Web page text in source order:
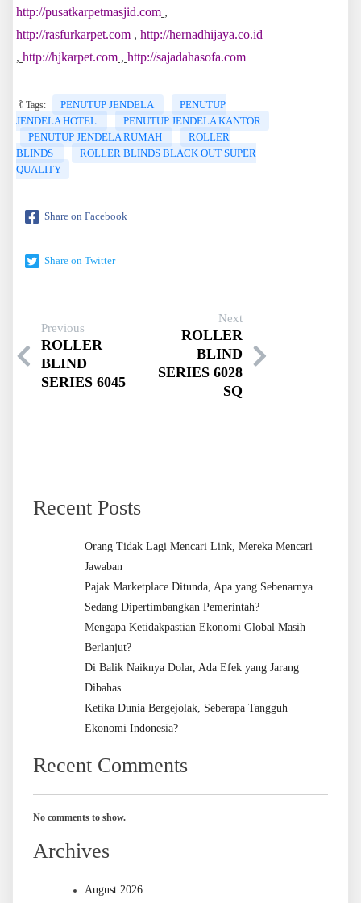
http://pusatkarpetmasjid.com ,
http://rasfurkarpet.com , http://hernadhijaya.co.id
, http://hjkarpet.com , http://sajadahasofa.com
🔖Tags: PENUTUP JENDELA
PENUTUP
JENDELA HOTEL
PENUTUP JENDELA KANTOR
PENUTUP JENDELA RUMAH
ROLLER
BLINDS
ROLLER BLINDS BLACK OUT SUPER
QUALITY
Share on Facebook
Share on Twitter
Previous
ROLLER
BLIND
SERIES 6045
Next
ROLLER
BLIND
SERIES 6028
SQ
Recent Posts
Orang Tidak Lagi Mencari Link, Mereka Mencari
Jawaban
Pajak Marketplace Ditunda, Apa yang Sebenarnya
Sedang Dipertimbangkan Pemerintah?
Mengapa Ketidakpastian Ekonomi Global Masih
Berlanjut?
Di Balik Naiknya Dolar, Ada Efek yang Jarang
Dibahas
Ketika Dunia Bergejolak, Seberapa Tangguh
Ekonomi Indonesia?
Recent Comments
No comments to show.
Archives
August 2026